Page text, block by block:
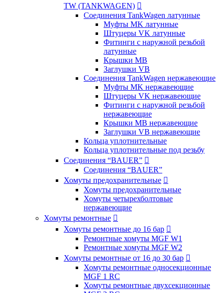
TW (TANKWAGEN) 
Соединения TankWagen латунные
Муфты MK латунные
Штуцеры VK латунные
Фитинги с наружной резьбой
латунные
Крышки MB
Заглушки VB
Соединения TankWagen нержавеющие
Муфты MK нержавеющие
Штуцеры VK нержавеющие
Фитинги с наружной резьбой
нержавеющие
Крышки MB нержавеющие
Заглушки VB нержавеющие
Кольца уплотнительные
Кольца уплотнительные под резьбу
Соединения “BAUER” 
Соединения “BAUER”
Хомуты предохранительные 
Хомуты предохранительные
Хомуты четырехболтовые
нержавеющие
Хомуты ремонтные 
Хомуты ремонтные до 16 бар 
Ремонтные хомуты MGF W1
Ремонтные хомуты MGF W2
Хомуты ремонтные от 16 до 30 бар 
Хомуты ремонтные односекционные
MGF 1 RC
Хомуты ремонтные двухсекционные